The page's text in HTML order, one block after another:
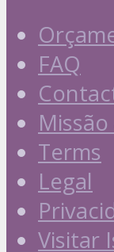
FAQ
Terms
Legal
Visitar